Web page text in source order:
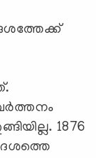
1876